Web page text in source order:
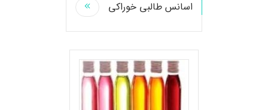
اسانس طالبی خوراکی